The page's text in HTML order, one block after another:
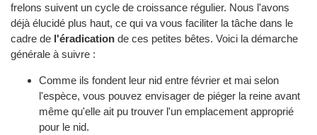
frelons suivent un cycle de croissance régulier. Nous l'avons
déjà élucidé plus haut, ce qui va vous faciliter la tâche dans le
cadre de l'éradication de ces petites bêtes. Voici la démarche
générale à suivre :
Comme ils fondent leur nid entre février et mai selon
l'espèce, vous pouvez envisager de piéger la reine avant
même qu'elle ait pu trouver l'un emplacement approprié
pour le nid.